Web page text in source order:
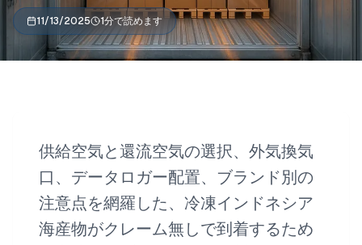
11/13/2025 1分で読めます
供給空気と還流空気の選択、外気換気
口、データロガー配置、ブランド別の
注意点を網羅した、冷凍インドネシア
海産物がクレーム無しで到着するため